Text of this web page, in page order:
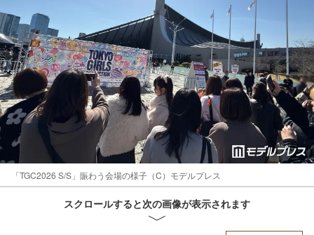
「TGC2026 S/S」賑わう会場の様子（C）モデルプレス
スクロールすると次の画像が表示されます